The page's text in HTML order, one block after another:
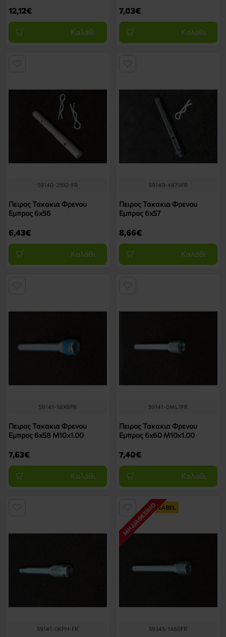
12,12€
Καλάθι
7,03€
Καλάθι
59140-2592-FR
Πειρος Τακακια Φρενου
Εμπρος 6x56
6,43€
Καλάθι
59140-4879FR
Πειρος Τακακια Φρενου
Εμπρος 6x57
8,66€
Καλάθι
59141-58X6FR
Πειρος Τακακια Φρενου
Εμπρος 6x58 M10x1.00
7,63€
Καλάθι
59141-0ML7FR
Πειρος Τακακια Φρενου
Εμπρος 6x60 M10x1.00
7,40€
Καλάθι
59141-0KPH-FR
LABEL
ΜΗ ΔΙΑΘΈΣΙΜΟ
59345-1460FR